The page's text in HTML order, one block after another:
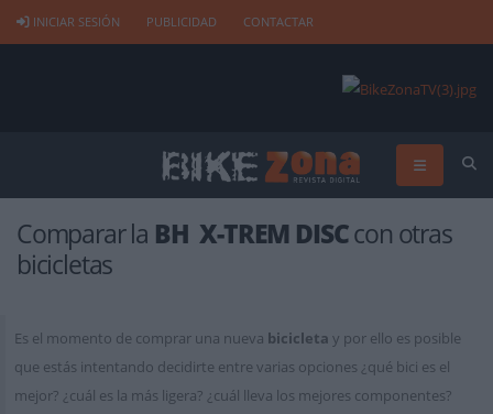
INICIAR SESIÓN PUBLICIDAD CONTACTAR
Comparar la BH X-TREM DISCcon otras
bicicletas
Es el momento de comprar una nueva bicicleta y por ello es posible
que estás intentando decidirte entre varias opciones ¿qué bici es el
mejor? ¿cuál es la más ligera? ¿cuál lleva los mejores componentes?